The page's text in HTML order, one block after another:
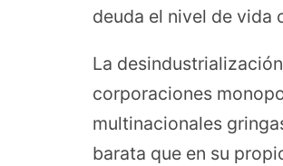
deuda el nivel de vida
La
corporaciones
multinacionales
barata que en su